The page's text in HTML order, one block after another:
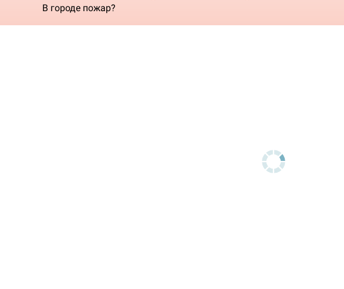
В городе пожар?